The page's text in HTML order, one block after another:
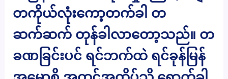
တကိုယ်လုံးကော့တက်ခါ တ
ဆက်ဆက် တုန်ခါလာတော့သည်။ တ
ခဏခြင်းပင် ရင်ဘက်ထဲ ရင်ခုန်မြန်